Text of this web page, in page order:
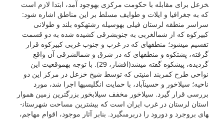
خزعل برای مقابله با حکومت مرکزی به­وجود آمد، ابتدا لازم است
که به جغرافیا و ایلات و طوایف مسلط بر این مناطق اشاره شود:
سراسر منطقه لرستان فیلی به­وسیله رشته­کوه بلند و طولانی
کبیرکوه که از شمال­غربی به جنوب­شرقی کشیده شده به دو قسمت
تقسیم می­شود؛ منطقه­ای که در غرب و جنوب غربی کبیرکوه قرار
گرفته، پشتکوه و منطقه­ای که در شرق و شمال­شرقی آن واقع
گردیده، پیشکوه گفته می­شد(افشار، 29). با توجه به­موقعیت این
نواحی طرح کمربند امنیتی که توسط شیخ خزعل در مرکز این دو
ناحیه؛ سیلاخور و حسین­آباد، با حمایت انگلیسی­ها اجرا شد، مورد
بررسی قرار گیرد. سیلاخور مخفف سیلاب‏خور بزرگ‏ترین زمین هموار
استان لرستان در غرب ایران است که بیشترین مساحت شهرستان­
هاى بروجرد و دورود را دربرمى‏گیرد. بنابر آثار موجود، اقوام مهاجم،